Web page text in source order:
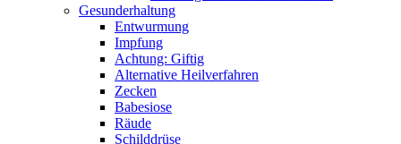
Gesunderhaltung
Entwurmung
Impfung
Achtung: Giftig
Alternative Heilverfahren
Zecken
Babesiose
Räude
Schilddrüse